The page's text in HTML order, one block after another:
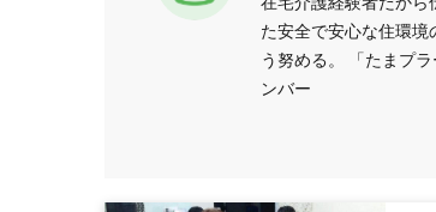
た安全で安心な住環境
う努める。 「たまプ
ンバー